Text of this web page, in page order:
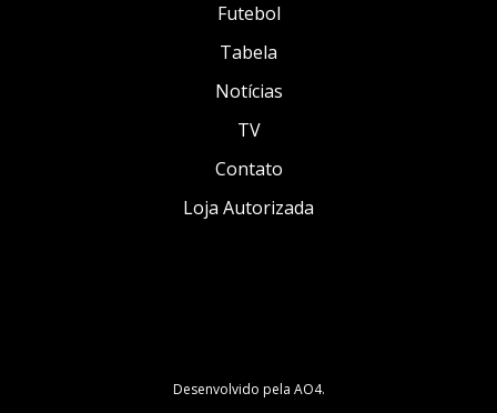
Futebol
Tabela
Notícias
TV
Contato
Loja Autorizada
Desenvolvido pela AO4.